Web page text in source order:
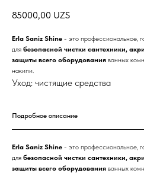
85000,00 UZS
Erla Saniz Shine - это профессиональное,
для безопасной чистки сантехники,
защиты всего оборудования ванных
накипи.
Уход: чистящие средства
Подробное описание
Erla Saniz Shine - это профессиональное,
для безопасной чистки сантехники,
защиты всего оборудования ванных